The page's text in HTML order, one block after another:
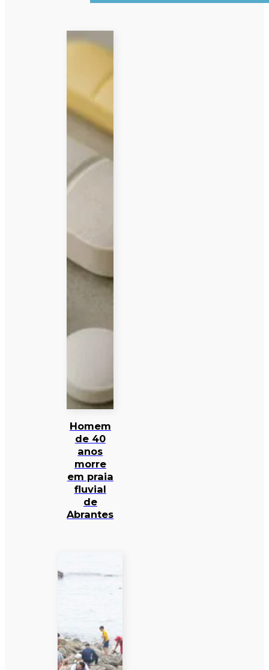
Homem
de 40
anos
morre
em praia
fluvial
de
Abrantes